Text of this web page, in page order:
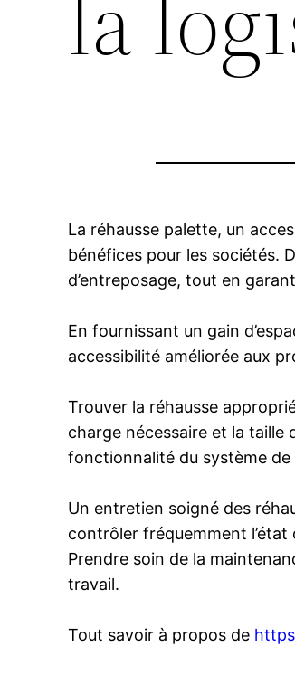
La réhausse palette, un
bénéfices pour les sociétés.
d’entreposage, tout en
En fournissant un gain
accessibilité améliorée aux
Trouver la réhausse
charge nécessaire et la taille
fonctionnalité du système de
Un entretien soigné des
contrôler fréquemment
Prendre soin de la
travail.
Tout savoir à propos de